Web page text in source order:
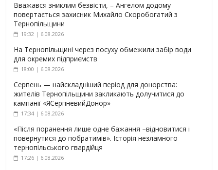
Вважався зниклим безвісти, – Ангелом додому
повертається захисник Михайло Скоробогатий з
Тернопільщини
19:32 | 6.08.2026
На Тернопільщині через посуху обмежили забір води
для окремих підприємств
18:00 | 6.08.2026
Серпень — найскладніший період для донорства:
жителів Тернопільщини закликають долучитися до
кампанії «ЯСерпневийДонор»
17:34 | 6.08.2026
«Після поранення лише одне бажання –відновитися і
повернутися до побратимів». Історія незламного
тернопільського гвардійця
17:26 | 6.08.2026